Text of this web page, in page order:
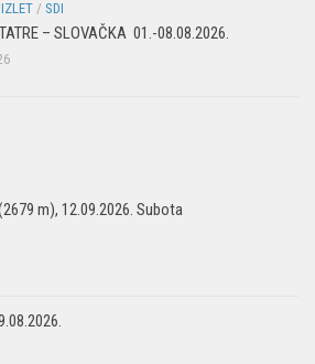
/ SDI
– SLOVAČKA 01.-08.08.2026.
m), 12.09.2026. Subota